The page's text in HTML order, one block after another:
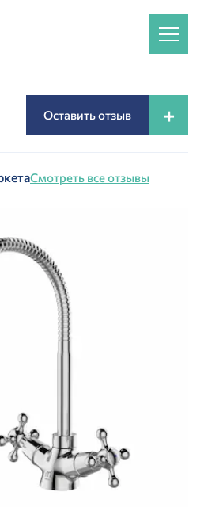
Оставить отзыв +
Смотреть все отзывы